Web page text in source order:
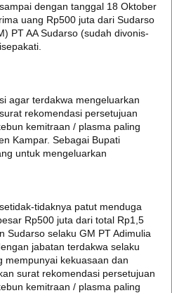
dengan tanggal 18 Oktober
uang Rp500 juta dari Sudarso
PT AA Sudarso (sudah divonis-
agar terdakwa mengeluarkan
rekomendasi persetujuan
kemitraan / plasma paling
Kampar. Sebagai Bupati
untuk mengeluarkan
tidaknya patut menduga
Rp500 juta dari total Rp1,5
Sudarso selaku GM PT Adimulia
jabatan terdakwa selaku
mempunyai kekuasaan dan
surat rekomendasi persetujuan
kemitraan / plasma paling